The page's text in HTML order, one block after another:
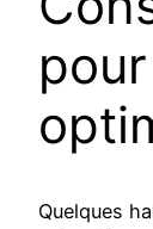
Quelques